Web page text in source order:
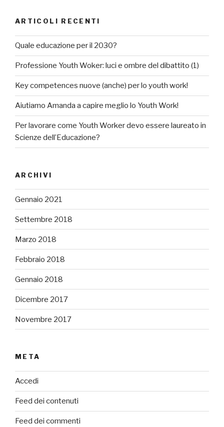
ARTICOLI RECENTI
Quale educazione per il 2030?
Professione Youth Woker: luci e ombre del dibattito (1)
Key competences nuove (anche) per lo youth work!
Aiutiamo Amanda a capire meglio lo Youth Work!
Per lavorare come Youth Worker devo essere laureato in
Scienze dell’Educazione?
ARCHIVI
Gennaio 2021
Settembre 2018
Marzo 2018
Febbraio 2018
Gennaio 2018
Dicembre 2017
Novembre 2017
META
Accedi
Feed dei contenuti
Feed dei commenti